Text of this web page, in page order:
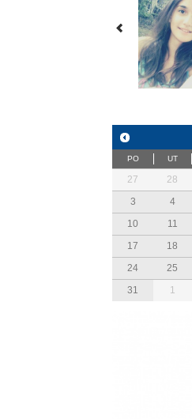
PO UT
27 28
3
4
10
11
17
18
24
25
31
1